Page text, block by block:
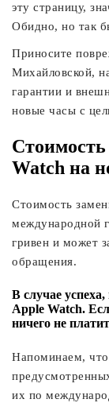
эту страницу,
Обидно, но так
Приносите
Михайловской,
гарантии и
новые часы с
Watch на
Стоимость
международной
гривен и может
обращения.
В случае
Apple Watch.
ничего не
Напоминаем, что
их по